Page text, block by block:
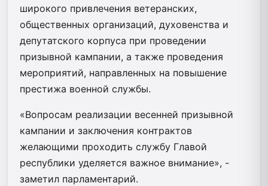
широкого привлечения ветеранских,
общественных организаций, духовенства и
депутатского корпуса при проведении
призывной кампании, а также проведения
мероприятий, направленных на повышение
престижа военной службы.
«Вопросам реализации весенней призывной
кампании и заключения контрактов
желающими проходить службу Главой
республики уделяется важное внимание», -
заметил парламентарий.